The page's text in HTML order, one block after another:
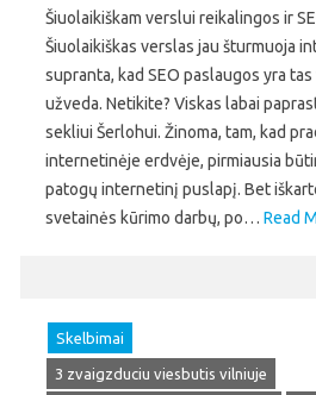
Šiuolaikiškam verslui reikalingos ir
Šiuolaikiškas verslas jau šturmuoja
supranta, kad SEO paslaugos yra
užveda. Netikite? Viskas labai
sekliui Šerlohui. Žinoma, tam, kad
internetinėje erdvėje, pirmiausia
patogų internetinį puslapį. Bet
svetainės kūrimo darbų, po… Read
Skelbimai
3 zvaigzduciu viesbutis vilniuje